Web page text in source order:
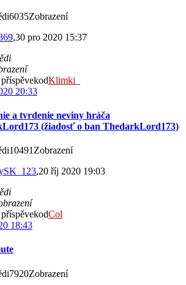
,30 pro 2020 15:37
Klimki_
20:33
a tvrdenie neviny hráča
(žiadosť o ban ThedarkLord173)
,20 říj 2020 19:03
Col
18:43